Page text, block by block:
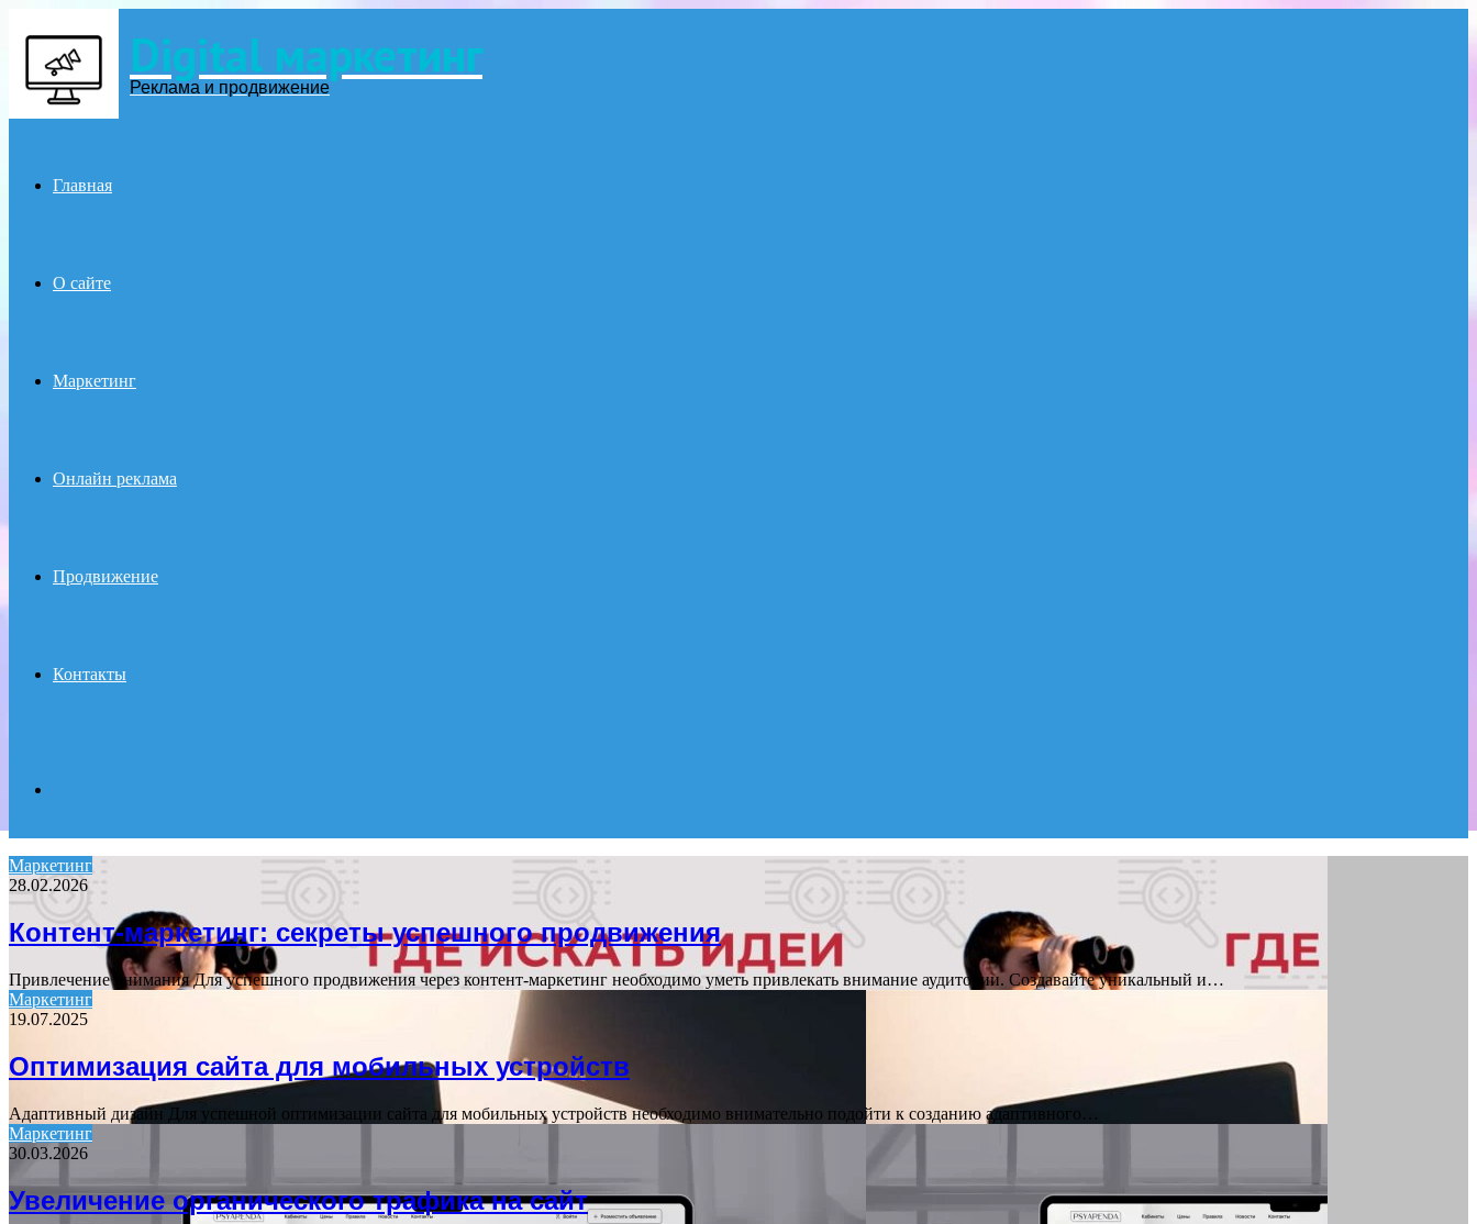
Digital маркетинг
Реклама и продвижение
Главная
О сайте
Маркетинг
Онлайн реклама
Продвижение
Контакты
for
Маркетинг
28.02.2026
Контент-маркетинг: секреты успешного продвижения
Привлечение внимания Для успешного продвижения через контент-маркетинг необходимо уметь привлекать внимание аудитории. Создавайте уникальный и…
Маркетинг
19.07.2025
Оптимизация сайта для мобильных устройств
Адаптивный дизайн Для успешной оптимизации сайта для мобильных устройств необходимо внимательно подойти к созданию адаптивного…
Маркетинг
30.03.2026
Увеличение органического трафика на сайт